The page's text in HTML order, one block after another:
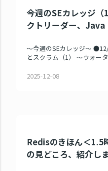
今週のSEカレッジ
クトリーダー、Java
～今週のSEカレッジ～
とスクラム（1） ～ウォー
2025-12-08
Redisのきほん＜1.5
の見どころ、紹介し